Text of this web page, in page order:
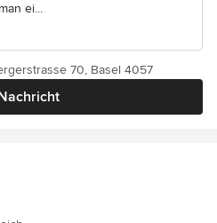
ei...
70, Basel 4057